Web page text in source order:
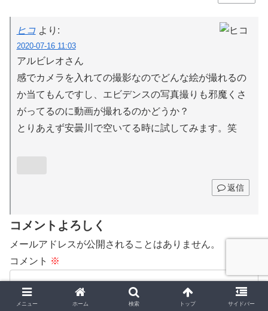
ヒコ より:
2020-07-16 11:03
アルビレオさん
感でカメラを入れての撮影なのでどんな絵が撮れるの
か当てもんですし、エビデンスの写真撮りも邪魔くさ
がってるのに動画が撮れるのかどうか？
とりあえず安曇川で空いてる時に試してみます。笑
返信
コメントよろしく
メールアドレスが公開されることはありません。
コメント ※
メニュー ホーム 検索 トップ サイドバー